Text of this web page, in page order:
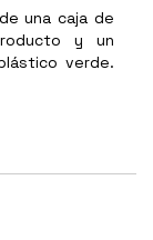
una caja de
y un
verde.